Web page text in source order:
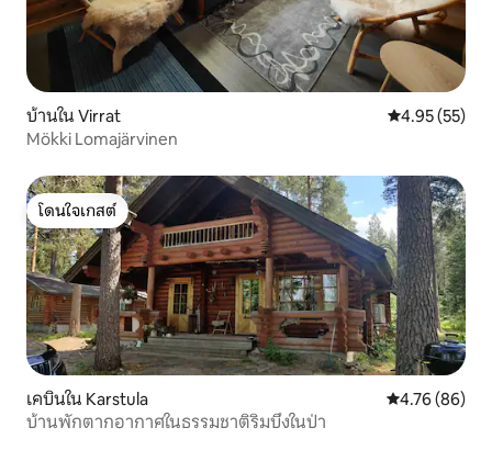
บ้านใน Virrat คะแนนเฉลี่ย
4.95 (55)
Mökki Lomajärvinen
โดนใจเกสต์
โดนใจเกสต์
เคบินใน Karstula คะแนนเฉลี่ย
4.76 (86)
บ้านพักตากอากาศในธรรมชาติริมบึงในป่า